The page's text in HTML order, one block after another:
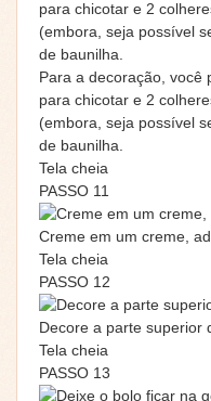
Para a decoração, você
para chicotar e 2
(embora, seja possível
de baunilha.
Tela cheia
PASSO 11
Creme em um creme,
Tela cheia
PASSO 12
Decore a parte superior
Tela cheia
PASSO 13